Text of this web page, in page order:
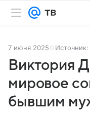
7 июня 2025 Источник:
Виктория
мировое
бывшим